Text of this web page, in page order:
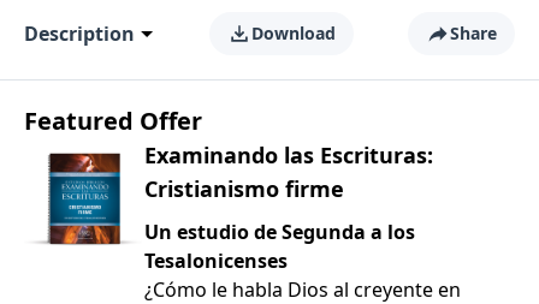
Description Download Share
Featured Offer
Examinando las Escrituras:
Cristianismo firme
Un estudio de Segunda a los
Tesalonicenses
¿Cómo le habla Dios al creyente en